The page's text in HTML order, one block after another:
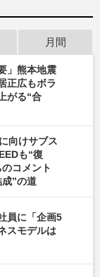
月間
」熊本地震
正広もボラ
がる“合
向けサブス
も“復
コメント
”の道
員に「企画5
スモデルは